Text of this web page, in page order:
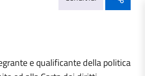
e qualificante della politica